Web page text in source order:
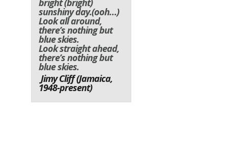
bright (bright)
sunshiny day.(ooh…)
Look all around,
there’s nothing but
blue skies.
Look straight ahead,
there’s nothing but
blue skies.
Jimy Cliff (Jamaica,
1948-present)